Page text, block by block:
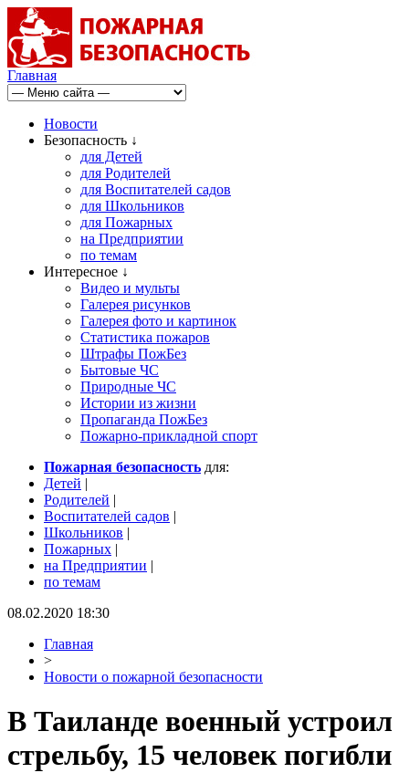
Главная
Новости
Безопасность ↓
для Детей
для Родителей
для Воспитателей садов
для Школьников
для Пожарных
на Предприятии
по темам
Интересное ↓
Видео и мульты
Галерея рисунков
Галерея фото и картинок
Статистика пожаров
Штрафы ПожБез
Бытовые ЧС
Природные ЧС
Истории из жизни
Пропаганда ПожБез
Пожарно-прикладной спорт
Пожарная безопасность для:
Детей |
Родителей |
Воспитателей садов |
Школьников |
Пожарных |
на Предприятии |
по темам
08.02.2020 18:30
Главная
>
Новости о пожарной безопасности
В Таиланде военный устроил
стрельбу, 15 человек погибли